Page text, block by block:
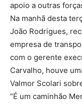
apoio a outras
Na manhã desta
João Rodrigues,
empresa de
com o gerente
Carvalho, houve
Valmor Scolari
“É um caminhão